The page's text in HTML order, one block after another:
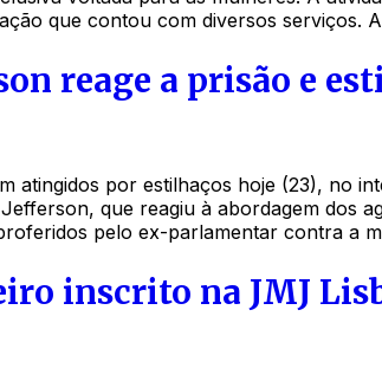
que contou com diversos serviços.
reage a prisão e
atingidos por estilhaços hoje (23), no
que reagiu à abordagem dos
pelo ex-parlamentar contra a
inscrito na JMJ